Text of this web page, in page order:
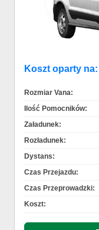
Koszt oparty na:
Rozmiar Vana:
Ilość Pomocników:
Załadunek:
Rozładunek:
Dystans:
Czas Przejazdu:
Czas Przeprowadzki:
Koszt: